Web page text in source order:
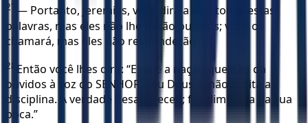
27 — Portanto, Jeremias, você dirá a eles todas estas
palavras, mas eles não lhe darão ouvidos; você os
chamará, mas eles não responderão.
28 Então você lhes dirá: “Esta é a nação que não dá
ouvidos à voz do SENHOR, seu Deus, e não aceita a
disciplina. A verdade desapareceu; foi eliminada da sua
boca.”